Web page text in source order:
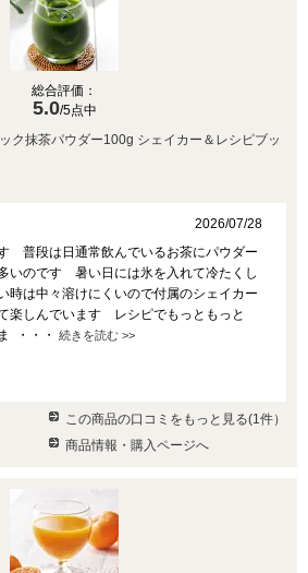
総合評価：
5.0/5点中
ク抹茶パウダー100g シェイカー＆レシピブッ
2026/07/28
普段は日通常飲んでいるお茶にパウダー
いのです 暑い日には氷を入れて冷たくし
は中々溶けにくいので付属のシェイカー
楽しんでいます レシピでもっともっと
・・・
続きを読む >>
この商品の口コミをもっと見る(1件）
商品情報・購入ページへ